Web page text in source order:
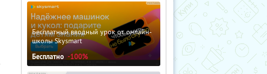
Бесплатный вводный урок от онлайн-
школы Skysmart
Бесплатно -100%